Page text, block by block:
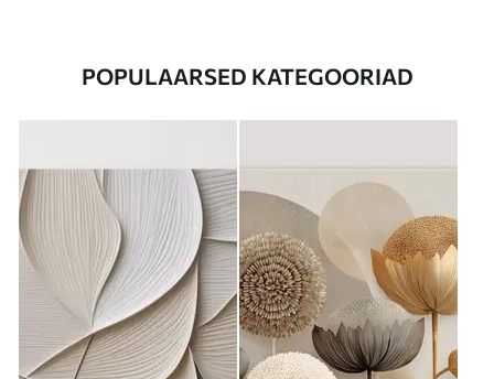
POPULAARSED KATEGOORIAD